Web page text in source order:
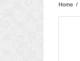
Home /